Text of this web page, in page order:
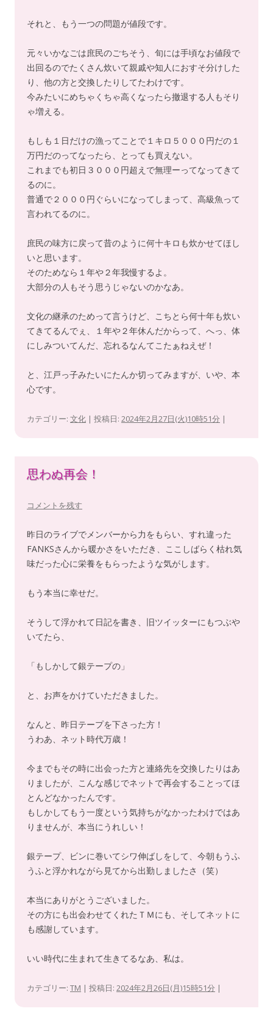
それと、もう一つの問題が値段です。
元々いかなごは庶民のごちそう、旬には手頃なお値段で
出回るのでたくさん炊いて親戚や知人におすそ分けした
り、他の方と交換したりしてたわけです。
今みたいにめちゃくちゃ高くなったら撤退する人もそり
ゃ増える。
もしも１日だけの漁ってことで１キロ５０００円だの１
万円だのってなったら、とっても買えない。
これまでも初日３０００円超えで無理ーってなってきて
るのに。
普通で２０００円ぐらいになってしまって、高級魚って
言われてるのに。
庶民の味方に戻って昔のように何十キロも炊かせてほし
いと思います。
そのためなら１年や２年我慢するよ。
大部分の人もそう思うじゃないのかなあ。
文化の継承のためって言うけど、こちとら何十年も炊い
てきてるんでぇ、１年や２年休んだからって、へっ、体
にしみついてんだ、忘れるなんてこたぁねえぜ！
と、江戸っ子みたいにたんか切ってみますが、いや、本
心です。
カテゴリー: 文化 | 投稿日: 2024年2月27日(火)10時51分 |
思わぬ再会！
コメントを残す
昨日のライブでメンバーから力をもらい、すれ違った
FANKSさんから暖かさをいただき、ここしばらく枯れ気
味だった心に栄養をもらったような気がします。
もう本当に幸せだ。
そうして浮かれて日記を書き、旧ツイッターにもつぶや
いてたら、
「もしかして銀テープの」
と、お声をかけていただきました。
なんと、昨日テープを下さった方！
うわあ、ネット時代万歳！
今までもその時に出会った方と連絡先を交換したりはあ
りましたが、こんな感じでネットで再会することってほ
とんどなかったんです。
もしかしてもう一度という気持ちがなかったわけではあ
りませんが、本当にうれしい！
銀テープ、ビンに巻いてシワ伸ばしをして、今朝もうふ
うふと浮かれながら見てから出勤しましたさ（笑）
本当にありがとうございました。
その方にも出会わせてくれたＴＭにも、そしてネットに
も感謝しています。
いい時代に生まれて生きてるなあ、私は。
カテゴリー: TM | 投稿日: 2024年2月26日(月)15時51分 |